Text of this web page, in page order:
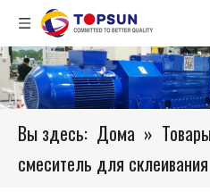
Вы здесь: Дома »
смеситель для склеивания